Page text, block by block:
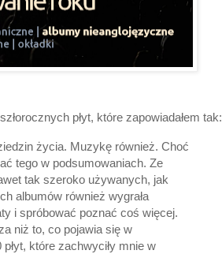
płyt, które zapowiadałem tak:
życia. Muzykę również. Choć
tego w podsumowaniach. Ze
tak szeroko używanych, jak
albumów również wygrała
i spróbować poznać coś więcej.
niż to, co pojawia się w
które zachwyciły mnie w